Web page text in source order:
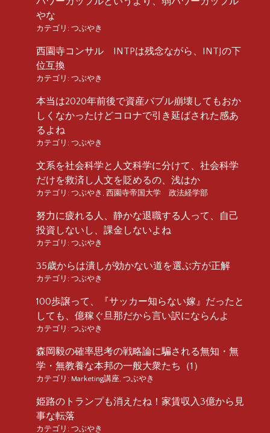
やな
カテゴリ: つぶやき
西園寺コンサル INTPは残念ながら、INTJの下
位互換
カテゴリ: つぶやき
本当は2020年前後で資産バブル崩壊してもおか
しくなかったけどコロナで引き延ばされた感あ
るよね
カテゴリ: つぶやき
文系を社会科学と人文科学に分けて、社会科学
だけを救済し人文を貶めるの、浅はか
カテゴリ: つぶやき 西園寺帝国大学 政法経学部
努力に疲れる人、静かな退職する人って、自己
投資しないし、課金しないよね
カテゴリ: つぶやき
35歳からは潰しが効かない道を選ぶ方が正解
カテゴリ: つぶやき
100歩譲って、『サッカー知らない嫁』だったと
しても、億稼ぐ旦那だから言い訳にならんよ
カテゴリ: つぶやき
森岡毅の確率思考の戦略論に騙される無知・無
学・無教養な本邦の一般大衆たち（1）
カテゴリ: Marketing講座 つぶやき
姫路のトランプも消えたね！家賃収入3億から見
事な転落
カテゴリ: つぶやき